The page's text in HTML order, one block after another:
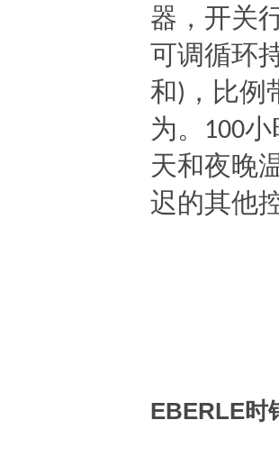
器，开关
可调循环
和) ，比
为。
100小
天和夜晚
迟的其他
EBERLE时